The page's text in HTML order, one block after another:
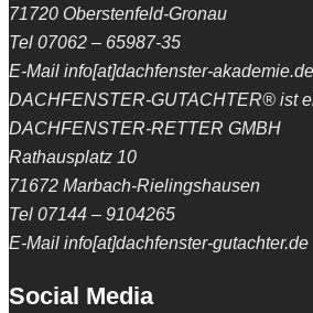
71720 Oberstenfeld-Gronau
Tel 07062 – 65987-35
E-Mail info[at]dachfenster-akademie.de
DACHFENSTER-GUTACHTER® ist
DACHFENSTER-RETTER GMBH
Rathausplatz 10
71672 Marbach-Rielingshausen
Tel 07144 – 9104265
E-Mail info[at]dachfenster-gutachter.de
Social Media